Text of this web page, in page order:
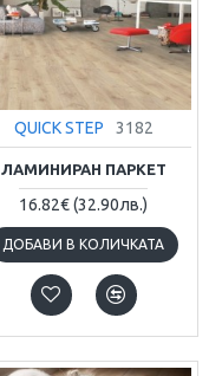
QUICK STEP 3182
ЛАМИНИРАН ПАРКЕТ
16.82€(32.90лв.)
ДОБАВИ В КОЛИЧКАТА